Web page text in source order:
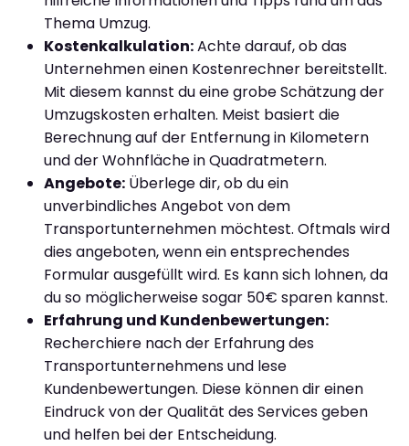
Thema Umzug.
Kostenkalkulation:Achte darauf, ob das
Unternehmen einen Kostenrechner bereitstellt.
Mit diesem kannst du eine grobe Schätzung der
Umzugskosten erhalten. Meist basiert die
Berechnung auf der Entfernung in Kilometern
und der Wohnfläche in Quadratmetern.
Angebote: Überlege dir, ob du ein
unverbindliches Angebot von dem
Transportunternehmen möchtest. Oftmals wird
dies angeboten, wenn ein entsprechendes
Formular ausgefüllt wird. Es kann sich lohnen, da
du so möglicherweise sogar 50€ sparen kannst.
Erfahrung und Kundenbewertungen:
Recherchiere nach der Erfahrung des
Transportunternehmens und lese
Kundenbewertungen. Diese können dir einen
Eindruck von der Qualität des Services geben
und helfen bei der Entscheidung.